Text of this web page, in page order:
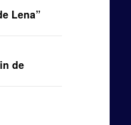
Lena”
de